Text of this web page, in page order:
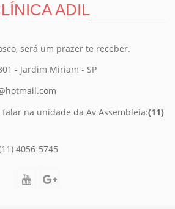
ADIL
será um prazer te receber.
- Jardim Miriam - SP
na unidade da Av Assembleia:(11)
4056-5745